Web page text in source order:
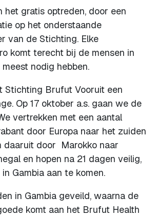
het gratis optreden, door een
op het onderstaande
van de Stichting. Elke
komt terecht bij de mensen in
nodig hebben.
Stichting Brufut Vooruit een
Op 17 oktober a.s. gaan we de
vertrekken met een aantal
door Europa naar het zuiden
daaruit door Marokko naar
en hopen na 21 dagen veilig,
Gambia aan te komen.
in Gambia geveild, waarna de
komt aan het Brufut Health